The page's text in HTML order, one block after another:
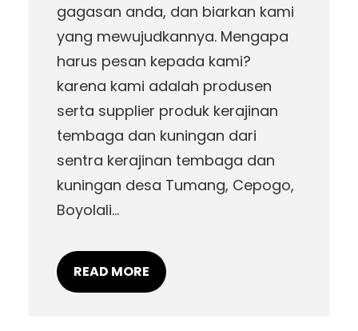
gagasan anda, dan biarkan kami
yang mewujudkannya. Mengapa
harus pesan kepada kami?
karena kami adalah produsen
serta supplier produk kerajinan
tembaga dan kuningan dari
sentra kerajinan tembaga dan
kuningan desa Tumang, Cepogo,
Boyolali…
READ MORE